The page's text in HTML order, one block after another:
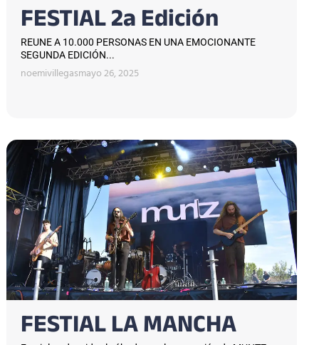
FESTIAL 2a Edición
REUNE A 10.000 PERSONAS EN UNA EMOCIONANTE
SEGUNDA EDICIÓN...
noemivillegasmayo 26, 2025
FESTIAL LA MANCHA